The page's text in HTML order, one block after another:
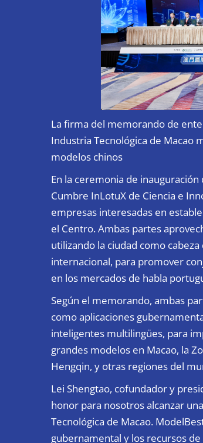
La firma del memorando de
Industria Tecnológica de Macao
modelos chinos
En la ceremonia de
Cumbre InLotuX de Ciencia e
empresas interesadas en
el Centro. Ambas partes
utilizando la ciudad como
internacional, para promover
en los mercados de habla
Según el memorando, ambas
como aplicaciones
inteligentes multilingües, para
grandes modelos en Macao, la
Hengqin, y otras regiones del
Lei Shengtao, cofundador y
honor para nosotros alcanzar
Tecnológica de Macao.
gubernamental y los recursos